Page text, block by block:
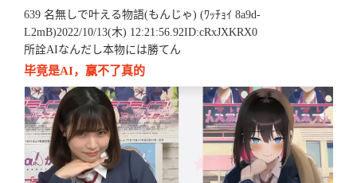
639 名無しで叶える物語(もんじゃ) (ﾜｯﾁｮｲ 8a9d-
L2mB)2022/10/13(木) 12:21:56.92ID:cRxJXKRX0
所詮AIなんだし本物には勝てん
毕竟是AI，赢不了真的